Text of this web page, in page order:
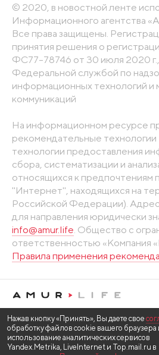
© 2020, в новостной ленте
Информационного агентства
Все права защищены.
принятия решения о
ФС77-78746 от 30 июля 2020
Федеральной службой по
информационных технологий и
коммуникаций
На информационном ресурсе
рекомендательные
технологии предоставления
сбора, систематизации и
относящихся к предпочтениям
"Интернет", находящихся на
Российской Федерации).
для направления юридически
info@amur.life . Общество с
ответственностью «Компания
Правила применения
Нажав кнопку «Принять», Вы даете свое
обработку файлов cookie вашего браузера
использование аналитических сервисов
Yandex.Metrika, LiveInternet и Top.mail.ru в